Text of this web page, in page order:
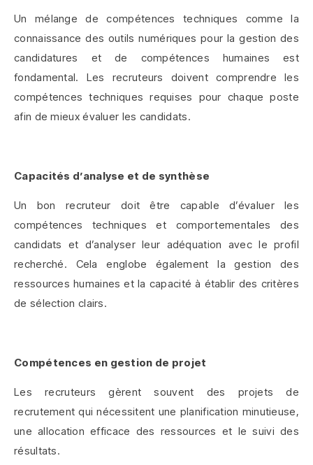
Un mélange de compétences techniques comme la
connaissance des outils numériques pour la gestion des
candidatures et de compétences humaines est
fondamental. Les recruteurs doivent comprendre les
compétences techniques requises pour chaque poste
afin de mieux évaluer les candidats.
Capacités d’analyse et de synthèse
Un bon recruteur doit être capable d’évaluer les
compétences techniques et comportementales des
candidats et d’analyser leur adéquation avec le profil
recherché. Cela englobe également la gestion des
ressources humaines et la capacité à établir des critères
de sélection clairs.
Compétences en gestion de projet
Les recruteurs gèrent souvent des projets de
recrutement qui nécessitent une planification minutieuse,
une allocation efficace des ressources et le suivi des
résultats.